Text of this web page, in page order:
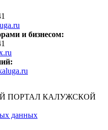
и бизнесом:
ПОРТАЛ КАЛУЖСКОЙ
данных